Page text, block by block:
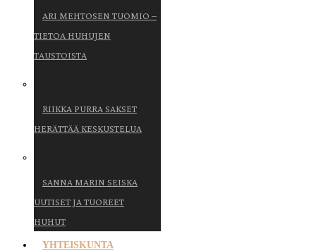
ARI MEHTOSEN TUOMIO –
TIETOA HUHUJEN
TAUSTOISTA
RIIKKA PURRA SAKSET
HERÄTTÄÄ KESKUSTELUA
SANNA MARIN SEISKA
UUTISET JA TUOREET
HUHUT
YHTEISKUNTA